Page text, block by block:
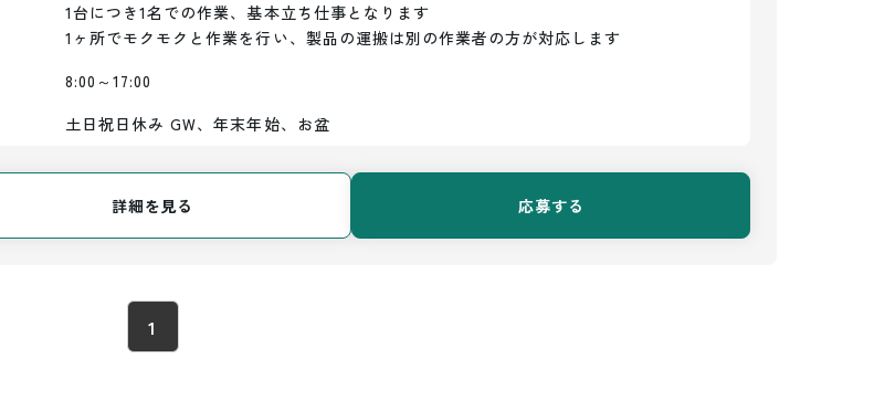
1台につき1名での作業、基本立ち仕事となります
1ヶ所でモクモクと作業を行い、製品の運搬は別の作業者の方が対応します
8:00～17:00
土日祝日休み GW、年末年始、お盆
詳細を見る 応募する
1